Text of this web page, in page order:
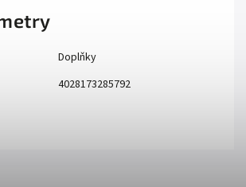
Doplňky
4028173285792